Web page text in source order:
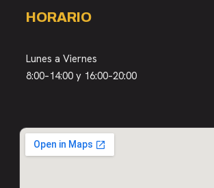
HORARIO
Lunes a Viernes
8:00–14:00 y 16:00–20:00